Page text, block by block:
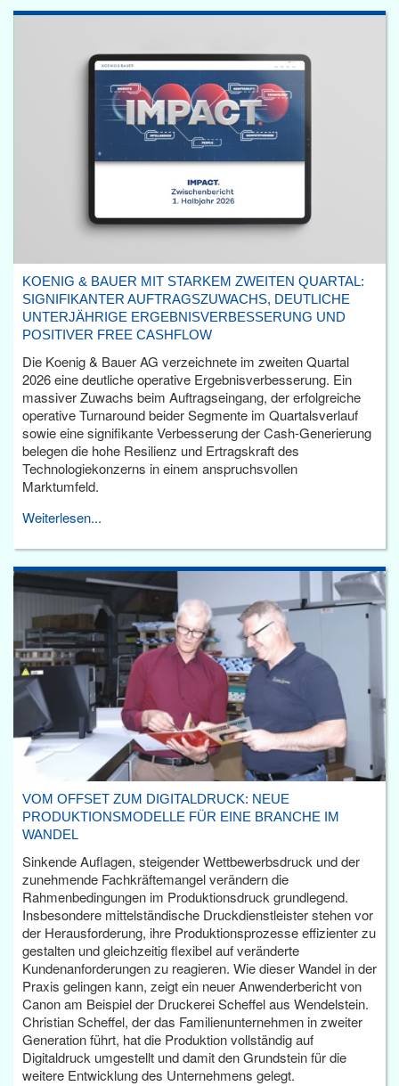
KOENIG & BAUER MIT STARKEM ZWEITEN QUARTAL:
SIGNIFIKANTER AUFTRAGSZUWACHS, DEUTLICHE
UNTERJÄHRIGE ERGEBNISVERBESSERUNG UND
POSITIVER FREE CASHFLOW
Die Koenig & Bauer AG verzeichnete im zweiten Quartal
2026 eine deutliche operative Ergebnisverbesserung. Ein
massiver Zuwachs beim Auftragseingang, der erfolgreiche
operative Turnaround beider Segmente im Quartalsverlauf
sowie eine signifikante Verbesserung der Cash-Generierung
belegen die hohe Resilienz und Ertragskraft des
Technologiekonzerns in einem anspruchsvollen
Marktumfeld.
Weiterlesen...
VOM OFFSET ZUM DIGITALDRUCK: NEUE
PRODUKTIONSMODELLE FÜR EINE BRANCHE IM
WANDEL
Sinkende Auflagen, steigender Wettbewerbsdruck und der
zunehmende Fachkräftemangel verändern die
Rahmenbedingungen im Produktionsdruck grundlegend.
Insbesondere mittelständische Druckdienstleister stehen vor
der Herausforderung, ihre Produktionsprozesse effizienter zu
gestalten und gleichzeitig flexibel auf veränderte
Kundenanforderungen zu reagieren. Wie dieser Wandel in der
Praxis gelingen kann, zeigt ein neuer Anwenderbericht von
Canon am Beispiel der Druckerei Scheffel aus Wendelstein.
Christian Scheffel, der das Familienunternehmen in zweiter
Generation führt, hat die Produktion vollständig auf
Digitaldruck umgestellt und damit den Grundstein für die
weitere Entwicklung des Unternehmens gelegt.